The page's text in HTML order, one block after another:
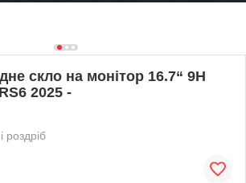
скло на монітор 16.7“ 9H
2025 -
роздріб